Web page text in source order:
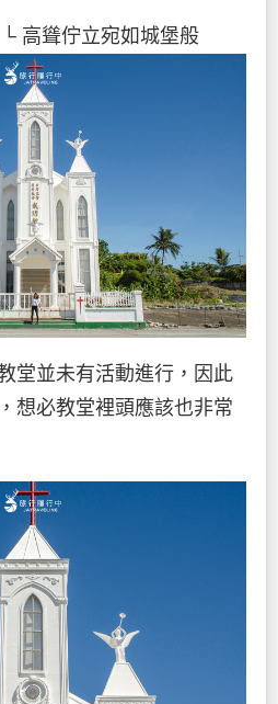
└ 高聳佇立宛如城堡般
堂並未有活動進行，因此
想必教堂裡頭應該也非常